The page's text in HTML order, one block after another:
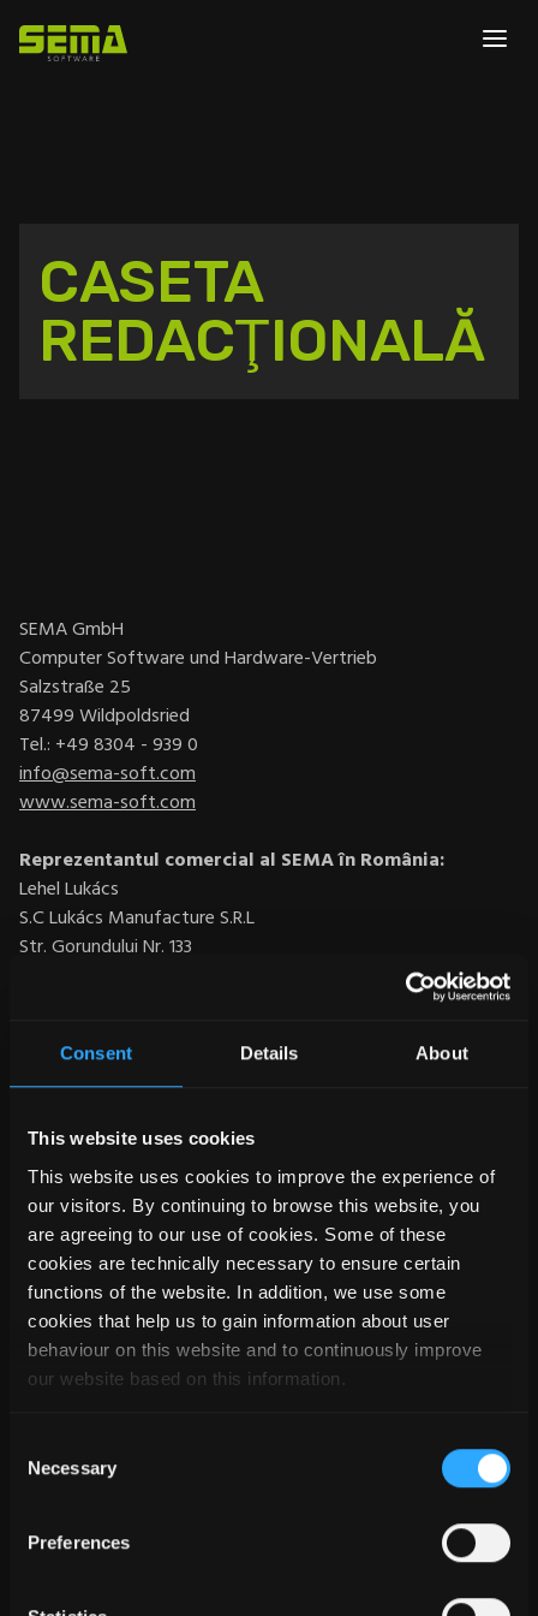
Consent Details About
This website uses cookies
This website uses cookies to improve the experience of
our visitors. By continuing to browse this website, you
are agreeing to our use of cookies. Some of these
cookies are technically necessary to ensure certain
functions of the website. In addition, we use some
cookies that help us to gain information about user
behaviour on this website and to continuously improve
our website based on this information.
Selection
Necessary
Preferences
CASETA
REDACŢIONALĂ
SEMA GmbH
Computer Software und Hardware-Vertrieb
Salzstraße 25
87499 Wildpoldsried
Tel.: +49 8304 - 939 0
info@sema-soft.com
www.sema-soft.com
Reprezentantul comercial al SEMA în România:
Lehel Lukács
S.C Lukács Manufacture S.R.L
Str. Gorundului Nr. 133
info@sema-soft.ro
telemediile (TMG):
Ofertant
SEMA GmbH Computer Software und Hardware-Vertrieb
Împuternicit cu reprezentarea
Thomas Gartner (Director general)
Thomas Surwald (Director general)
Jennifer Bodenseh (Director general)
Registrul Comerţului
USt-IdNr.: DE 128 799 034
Excluderea răspunderii